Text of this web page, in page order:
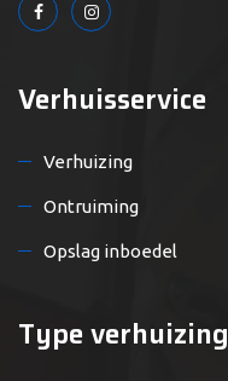
Verhuisservice
Verhuizing
Ontruiming
Opslag inboedel
Type verhuizing